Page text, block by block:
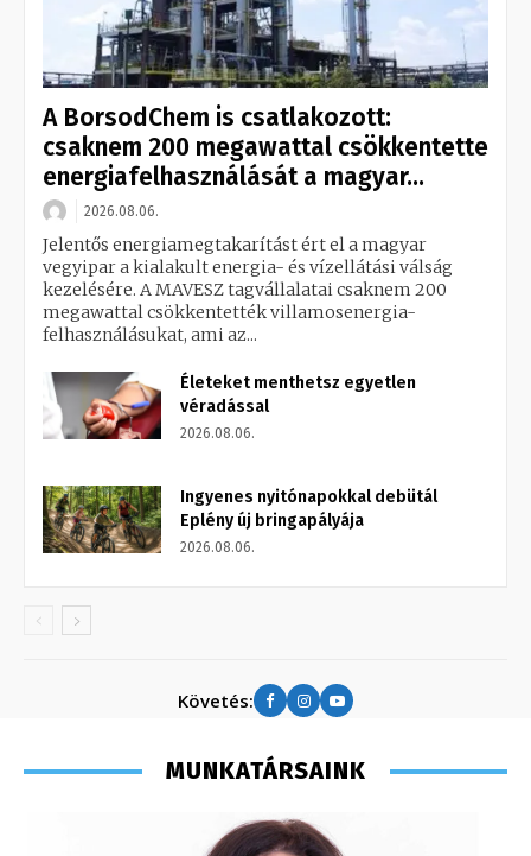
A BorsodChem is csatlakozott:
csaknem 200 megawattal csökkentette
energiafelhasználását a magyar...
2026.08.06.
Jelentős energiamegtakarítást ért el a magyar
vegyipar a kialakult energia- és vízellátási válság
kezelésére. A MAVESZ tagvállalatai csaknem 200
megawattal csökkentették villamosenergia-
felhasználásukat, ami az...
Életeket menthetsz egyetlen
véradással
2026.08.06.
Ingyenes nyitónapokkal debütál
Eplény új bringapályája
2026.08.06.
Követés:
MUNKATÁRSAINK